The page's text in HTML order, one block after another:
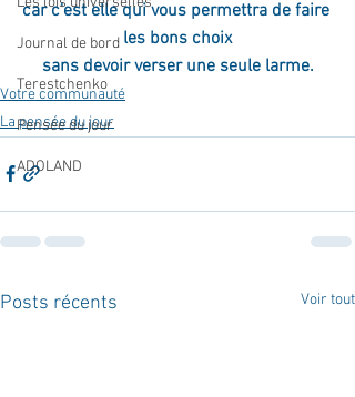
Journal de bord
Terestchenko
Pensée du jour
ADOLAND
car c'est elle qui vous permettra de faire
les bons choix
sans devoir verser une seule larme.
Votre communauté
La pensée du jour
Posts récents Voir tout